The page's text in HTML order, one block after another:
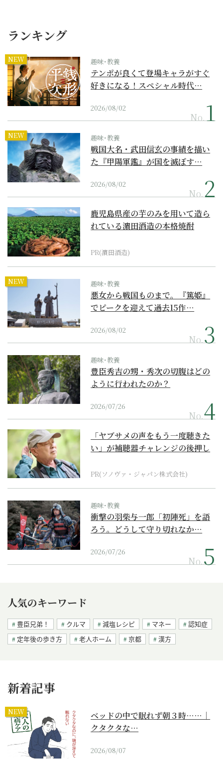
ランキング
NEW 趣味･教養
テンポが良くて登場キャラがすぐ
好きになる！スペシャル時代…
2026/08/02
No.
NEW 趣味･教養
戦国大名・武田信玄の事績を描い
た『甲陽軍鑑』が国を滅ぼす…
2026/08/02
No.
鹿児島県産の芋のみを用いて造ら
れている濵田酒造の本格焼酎
PR(濵田酒造)
NEW 趣味･教養
悪女から戦国ものまで。『篤姫』
でピークを迎えて過去15作…
2026/08/02
No.
趣味･教養
豊臣秀吉の甥・秀次の切腹はどの
ように行われたのか？
2026/07/26
No.
「ヤブサメの声をもう一度聴きた
い」が補聴器チャレンジの後押し
PR(ソノヴァ・ジャパン株式会社)
趣味･教養
衝撃の羽柴与一郎「初陣死」を語
ろう。どうして守り切れなか…
2026/07/26
No.
人気のキーワード
豊臣兄弟！ クルマ 減塩レシピ マネー
認知症
定年後の歩き方
老人ホーム 京都 漢方
新着記事
NEW
ベッドの中で眠れず朝３時……｜
クタクタな…
2026/08/07